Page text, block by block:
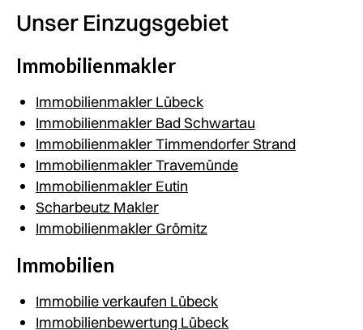
Unser Einzugsgebiet
Immobilienmakler
Immobilienmakler Lübeck
Immobilienmakler Bad Schwartau
Immobilienmakler Timmendorfer Strand
Immobilienmakler Travemünde
Immobilienmakler Eutin
Scharbeutz Makler
Immobilienmakler Grömitz
Immobilien
Immobilie verkaufen Lübeck
Immobilienbewertung Lübeck